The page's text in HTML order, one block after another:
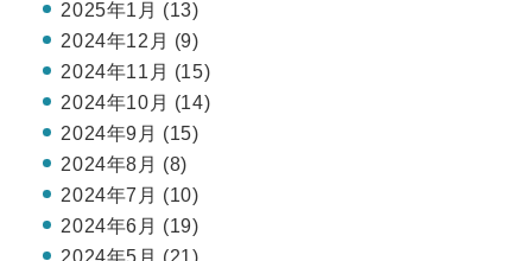
2025年1月 (13)
2024年12月 (9)
2024年11月 (15)
2024年10月 (14)
2024年9月 (15)
2024年8月 (8)
2024年7月 (10)
2024年6月 (19)